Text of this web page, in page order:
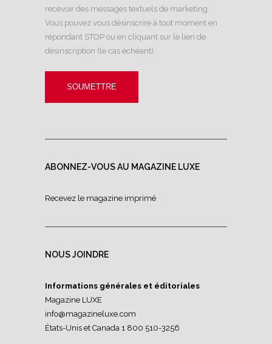
recevoir des messages textuels de marketing.
Vous pouvez vous désinscrire à tout moment en
répondant STOP ou en cliquant sur le lien de
désinscription (le cas échéant).
ABONNEZ-VOUS AU MAGAZINE LUXE
Recevez le magazine imprimé
NOUS JOINDRE
Informations générales et éditoriales
Magazine LUXE
info@magazineluxe.com
États-Unis et Canada 1 800 510-3256